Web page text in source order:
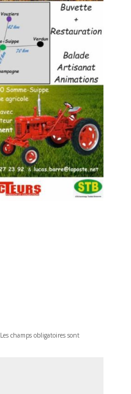
Les champs obligatoires sont